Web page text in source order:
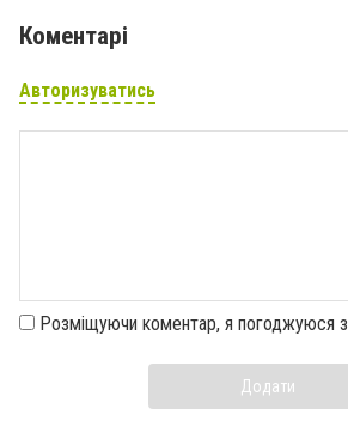
Коментарі
Авторизуватись
Розміщуючи коментар, я погоджуюся з
Додати